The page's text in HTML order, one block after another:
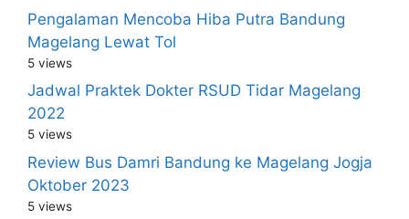
Pengalaman Mencoba Hiba Putra Bandung
Magelang Lewat Tol
5 views
Jadwal Praktek Dokter RSUD Tidar Magelang
2022
5 views
Review Bus Damri Bandung ke Magelang Jogja
Oktober 2023
5 views